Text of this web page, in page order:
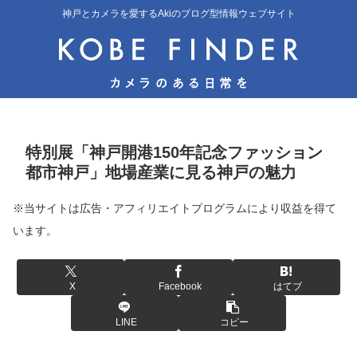
神戸とカメラを愛するAkiのブログ型情報ウェブサイト
特別展「神戸開港150年記念ファッション
都市神戸」地場産業に見る神戸の魅力
※当サイトは広告・アフィリエイトプログラムにより収益を得て
います。
X Facebook はてブ
LINE コピー